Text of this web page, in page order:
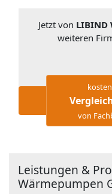
Jetzt von LIBIND
weiteren
von
Leistungen &
Wärmepumpen